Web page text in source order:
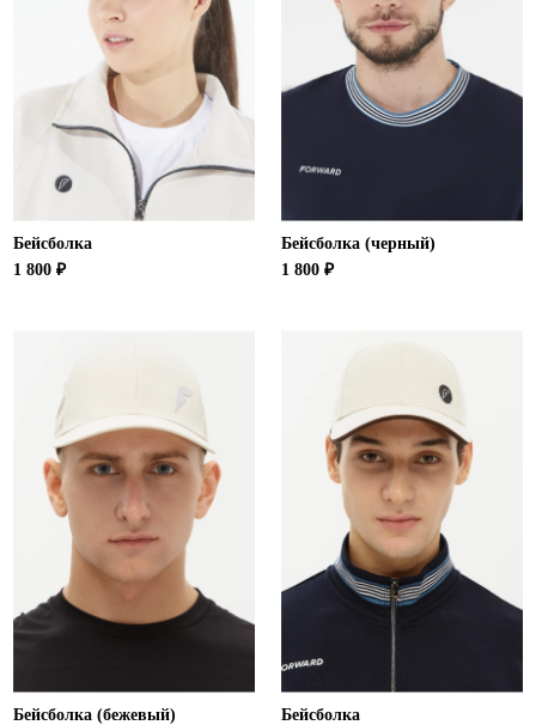
Бейсболка
1 800 ₽
Бейсболка (черный)
1 800 ₽
Бейсболка (бежевый)
Бейсболка